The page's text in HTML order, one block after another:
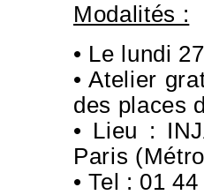
Modalités :
• Le lundi
• Atelier
des places
• Lieu :
Paris
• Tel : 01